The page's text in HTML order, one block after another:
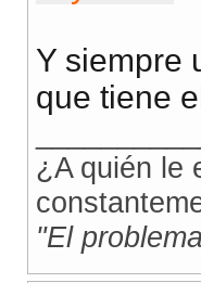
Y siempre
que tiene
¿A quién le
"El